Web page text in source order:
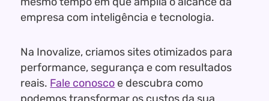
empresa com inteligência e tecnologia.
Na Inovalize, criamos sites otimizados para
performance, segurança e com resultados
reais. Fale conosco e descubra como